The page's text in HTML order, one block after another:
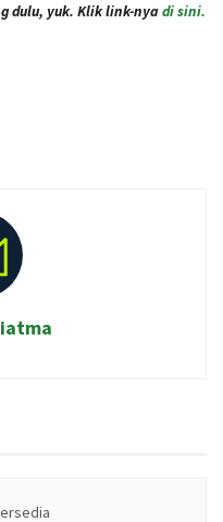
dulu, yuk. Klik link-nyadi sini.